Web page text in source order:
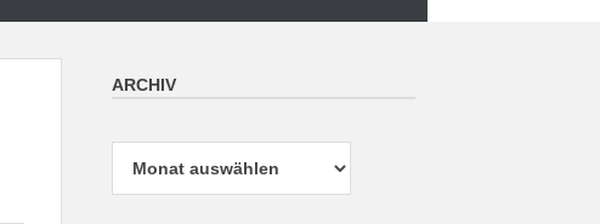
ARCHIV